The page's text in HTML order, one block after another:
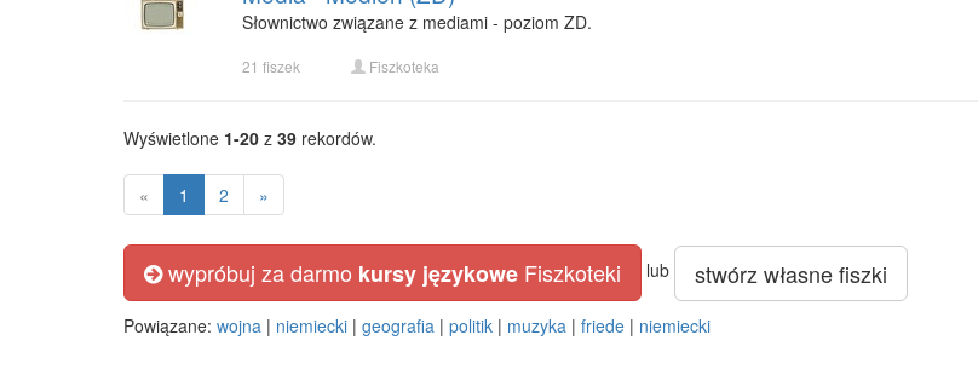
Słownictwo związane z mediami - poziom ZD.
21 fiszek Fiszkoteka
Wyświetlone 1-20 z 39 rekordów.
« 1 2 »
wypróbuj za darmo kursy językowe Fiszkoteki lub stwórz własne fiszki
Powiązane: wojna | niemiecki | geografia | politik | muzyka | friede | niemiecki